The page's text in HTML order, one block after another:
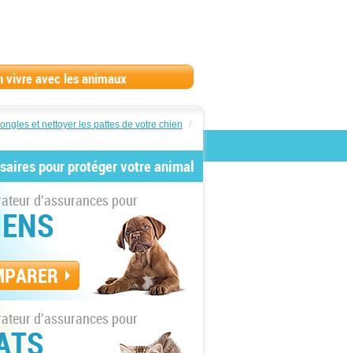
vivre avec les animaux
et nettoyer les pattes de votre chien
/
pour protéger votre animal
d'assurances pour
d'assurances pour